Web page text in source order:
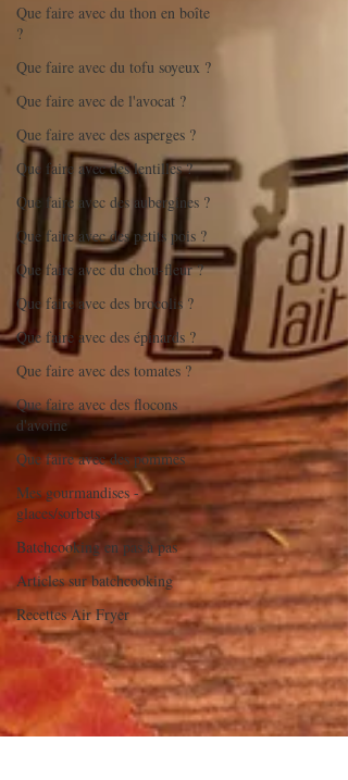
Que faire avec du thon en boîte
?
Que faire avec du tofu soyeux ?
Que faire avec de l'avocat ?
Que faire avec des asperges ?
Que faire avec des lentilles ?
Que faire avec des aubergines ?
Que faire avec des petits pois ?
Que faire avec du chou-fleur ?
Que faire avec des brocolis ?
Que faire avec des épinards ?
Que faire avec des tomates ?
Que faire avec des flocons
d'avoine
Que faire avec des pommes
Mes gourmandises -
glaces/sorbets
Batchcooking en pas à pas
Articles sur batchcooking
Recettes Air Fryer